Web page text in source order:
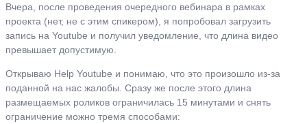
Вчера, после проведения очередного вебинара в рамках
проекта (нет, не с этим спикером), я попробовал загрузить
запись на Youtube и получил уведомление, что длина видео
превышает допустимую.
Открываю Help Youtube и понимаю, что это произошло из-за
поданной на нас жалобы. Сразу же после этого длина
размещаемых роликов ограничилась 15 минутами и снять
ограничение можно тремя способами: